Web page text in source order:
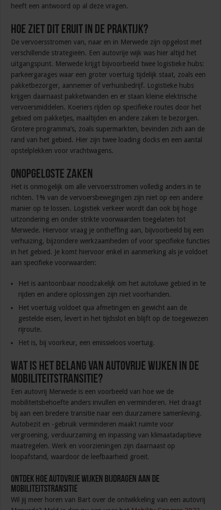
heeft een antwoord op al deze vragen.
Hoe ziet dit eruit in de praktijk?
De vervoersstromen van, naar en in Merwede zijn opgelost met
verschillende strategieën. Een autovrije wijk was hier altijd het
uitgangspunt. Merwede krijgt bijvoorbeeld twee logistieke hubs:
parkeergarages waar een groter voertuig tijdelijk staat, zoals een
pakketbezorger, aannemer of verhuisbedrijf. Logistieke hubs
krijgen daarnaast pakketwanden en er staan kleine elektrische
vervoersmiddelen. Koeriers rijden op specifieke routes door het
gebied om pakketjes, maaltijden en andere zaken te bezorgen.
Grotere programma’s, zoals supermarkten, bevinden zich aan de
rand van het gebied. Hier zijn twee loading docks en een aantal
opstelplekken voor vrachtwagens.
Onopgeloste zaken
Het is onmogelijk om alle vervoersstromen volledig anders in te
richten. 1% van de vervoersbewegingen zijn niet op een andere
manier op te lossen. Logistiek verkeer wordt dan ook bij hoge
uitzondering en onder strikte voorwaarden toegelaten tot
Merwede. Hiervoor vraag je ontheffing aan, bijvoorbeeld bij een
verhuizing, bijzondere werkzaamheden of voor specifieke functies
in het gebied. Je komt hiervoor enkel in aanmerking als je voldoet
aan specifieke voorwaarden:
Het is aantoonbaar noodzakelijk om het autoluwe gebied in te
rijden en andere oplossingen zijn niet voorhanden.
Het voertuig voldoet qua afmetingen en gewicht aan de
gestelde eisen, levert in het tijdsslot en blijft op de toegewezen
rijroute.
Het is, bij voorkeur, een emissieloos voertuig.
Wat is het belang van autovrije wijken in de
mobiliteitstransitie?
Een autovrij Merwede is een voorbeeld van hoe we de
mobiliteitsbehoefte anders invullen en verminderen. Het draagt
bij aan een bredere transitie naar een duurzamere samenleving.
Autobezit en -gebruik verminderen maakt ruimte voor
vergroening, verduurzaming en inpassing van klimaatadaptieve
maatregelen. Werk en voorzieningen zijn daarnaast op
loopafstand, waardoor de leefbaarheid groeit.
Ontdek hoe autovrije wijken bijdragen aan de
mobiliteitstransitie
Wil jij meer horen van Bart over de ontwikkeling van een autovrij